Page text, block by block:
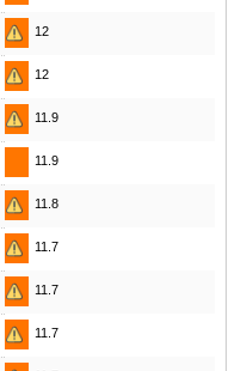
12
12
11.9
11.9
11.8
11.7
11.7
11.7